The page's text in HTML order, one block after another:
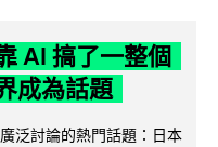
AI 搞了一整個
成為話題
泛討論的熱門話題：日本